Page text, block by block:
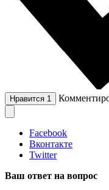
Нравится 1
Facebook
Вконтакте
Twitter
Ваш ответ на вопрос